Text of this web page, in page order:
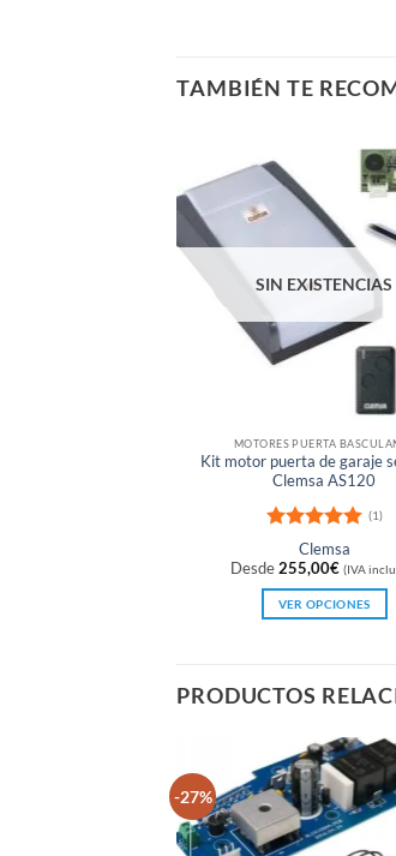
TAMBIÉN TE
SIN EXISTENCIAS
MOTORES PUERTA
Kit motor puerta de garaje
Clemsa AS120
Valorado
con5de 5
(1)
Clemsa
Desde 255,00€ (IVA
VER OPCIONES
múltiples
Las
opciones
se
pueden
elegir
PRODUCTOS
-27%